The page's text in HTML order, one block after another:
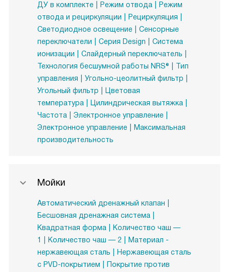
ДУ в комплекте
Режим отвода
Режим
отвода и рециркуляции
Рециркуляция
Светодиодное освещение
Сенсорные
переключатели
Серия Design
Система
ионизации
Слайдерный переключатель
Технология бесшумной работы NRS®
Тип
управления
Угольно-цеолитный фильтр
Угольный фильтр
Цветовая
температура
Цилиндрическая вытяжка
Частота
Электронное управление
Электронное управление
Максимальная
производительность
Мойки
Автоматический дренажный клапан
Бесшовная дренажная система
Квадратная форма
Количество чаш —
1
Количество чаш — 2
Материал -
нержавеющая сталь
Нержавеющая сталь
с PVD-покрытием
Покрытие против